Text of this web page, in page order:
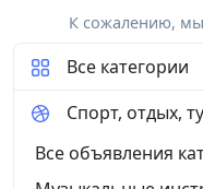
К сожалению, мы
Все категории
Спорт, отдых,
Все объявления